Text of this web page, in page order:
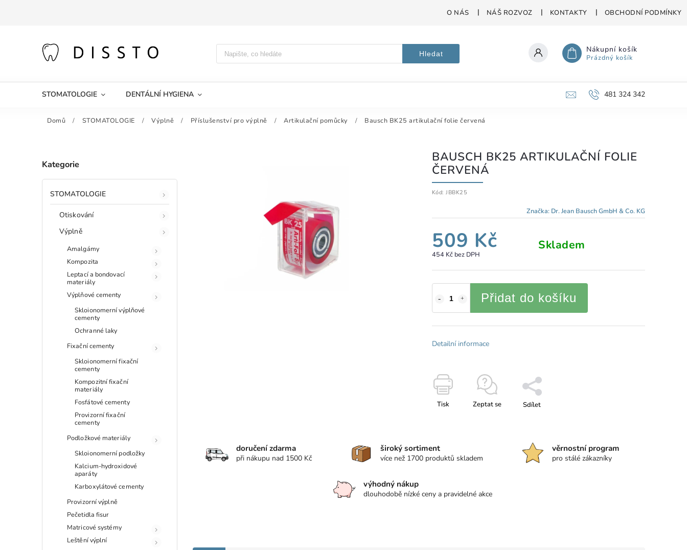
O NÁS NÁŠ ROZVOZ KONTAKTY OBCHODNÍ PODMÍNKY
Hledat Nákupní košík
Prázdný košík
STOMATOLOGIE DENTÁLNÍ HYGIENA 481 324 342
Domů / STOMATOLOGIE / Výplně / Příslušenství pro výplně / Artikulační pomůcky / Bausch BK25 artikulační folie červená
Kategorie
STOMATOLOGIE
Otiskování
Výplně
Amalgámy
Kompozita
Leptací a bondovací
materiály
Výplňové cementy
Skloionomerní výplňové
cementy
Ochranné laky
Fixační cementy
Skloionomerní fixační
cementy
Kompozitní fixační
materiály
Fosfátové cementy
Provizorní fixační
cementy
Podložkové materiály
Skloionomerní podložky
Kalcium-hydroxidové
aparáty
Karboxylátové cementy
Provizorní výplně
Pečetidla fisur
Matricové systémy
Leštění výplní
BAUSCH BK25 ARTIKULAČNÍ FOLIE
ČERVENÁ
Kód: JBBK25
Značka: Dr. Jean Bausch GmbH & Co. KG
509 Kč
454 Kč bez DPH
Skladem
Přidat do košíku
Detailní informace
Tisk Zeptat se Sdílet
doručení zdarma
při nákupu nad 1500 Kč
široký sortiment
více než 1700 produktů skladem
věrnostní program
pro stálé zákazníky
výhodný nákup
dlouhodobě nízké ceny a pravidelné akce